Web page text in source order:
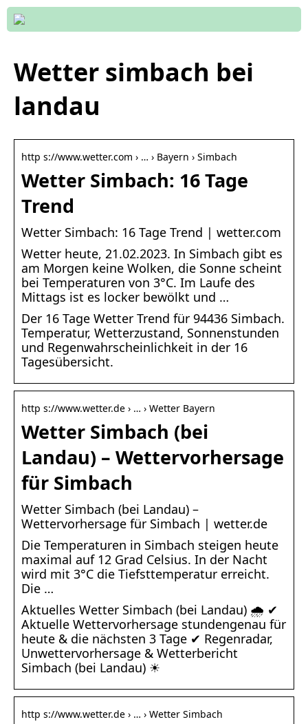
Wetter simbach bei
landau
http s://www.wetter.com › … › Bayern › Simbach
Wetter Simbach: 16 Tage
Trend
Wetter Simbach: 16 Tage Trend | wetter.com
Wetter heute, 21.02.2023. In Simbach gibt es
am Morgen keine Wolken, die Sonne scheint
bei Temperaturen von 3°C. Im Laufe des
Mittags ist es locker bewölkt und …
Der 16 Tage Wetter Trend für 94436 Simbach.
Temperatur, Wetterzustand, Sonnenstunden
und Regenwahrscheinlichkeit in der 16
Tagesübersicht.
http s://www.wetter.de › … › Wetter Bayern
Wetter Simbach (bei
Landau) – Wettervorhersage
für Simbach
Wetter Simbach (bei Landau) –
Wettervorhersage für Simbach | wetter.de
Die Temperaturen in Simbach steigen heute
maximal auf 12 Grad Celsius. In der Nacht
wird mit 3°C die Tiefsttemperatur erreicht.
Die …
Aktuelles Wetter Simbach (bei Landau) 🌧️ ✔
Aktuelle Wettervorhersage stundengenau für
heute & die nächsten 3 Tage ✔ Regenradar,
Unwettervorhersage & Wetterbericht
Simbach (bei Landau) ☀
http s://www.wetter.de › … › Wetter Simbach